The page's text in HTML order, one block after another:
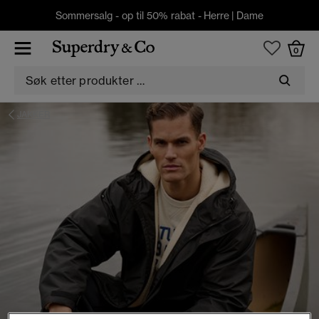
Sommersalg - op til 50% rabat - Herre | Dame
0